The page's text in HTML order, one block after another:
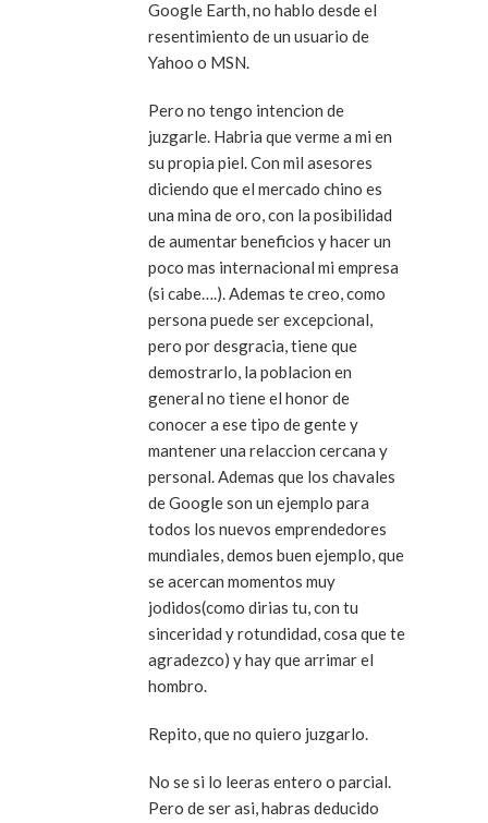
Google Earth, no hablo desde el
resentimiento de un usuario de
Yahoo o MSN.
Pero no tengo intencion de
juzgarle. Habria que verme a mi en
su propia piel. Con mil asesores
diciendo que el mercado chino es
una mina de oro, con la posibilidad
de aumentar beneficios y hacer un
poco mas internacional mi empresa
(si cabe….). Ademas te creo, como
persona puede ser excepcional,
pero por desgracia, tiene que
demostrarlo, la poblacion en
general no tiene el honor de
conocer a ese tipo de gente y
mantener una relaccion cercana y
personal. Ademas que los chavales
de Google son un ejemplo para
todos los nuevos emprendedores
mundiales, demos buen ejemplo, que
se acercan momentos muy
jodidos(como dirias tu, con tu
sinceridad y rotundidad, cosa que te
agradezco) y hay que arrimar el
hombro.
Repito, que no quiero juzgarlo.
No se si lo leeras entero o parcial.
Pero de ser asi, habras deducido